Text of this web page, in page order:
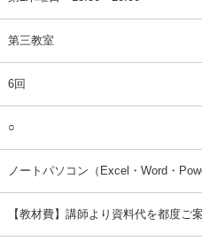
第三教室
6回
○
ノートパソコン（Excel・Word・
【教材費】講師より資料代を都度ご